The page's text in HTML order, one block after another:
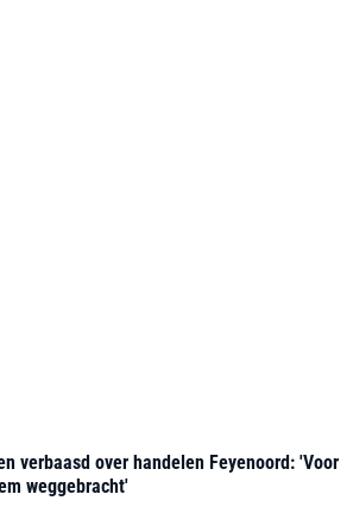
verbaasd over handelen Feyenoord: 'Voor
weggebracht'